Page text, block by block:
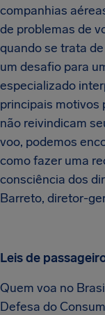
companhias
de problemas de
quando se trata
um desafio para
especializado
principais motivos
não reivindicam
voo, podemos
como fazer uma
consciência dos
Barreto, diretor-
Leis de
Quem voa no
Defesa do